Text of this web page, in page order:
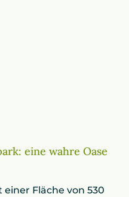
eine wahre Oase
Fläche von 530